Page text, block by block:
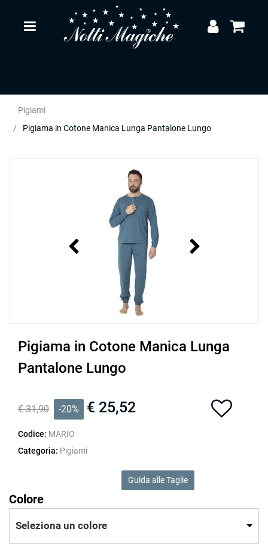
Pigiami
Pigiama in Cotone Manica Lunga Pantalone Lungo
Pigiama in Cotone Manica Lunga
Pantalone Lungo
€ 31,90 -20% € 25,52
Codice: MARIO
Categoria: Pigiami
Guida alle Taglie
Colore
Seleziona un colore